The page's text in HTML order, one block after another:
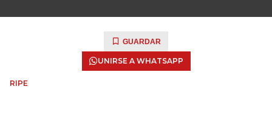
GUARDAR
UNIRSE A WHATSAPP
RIPE